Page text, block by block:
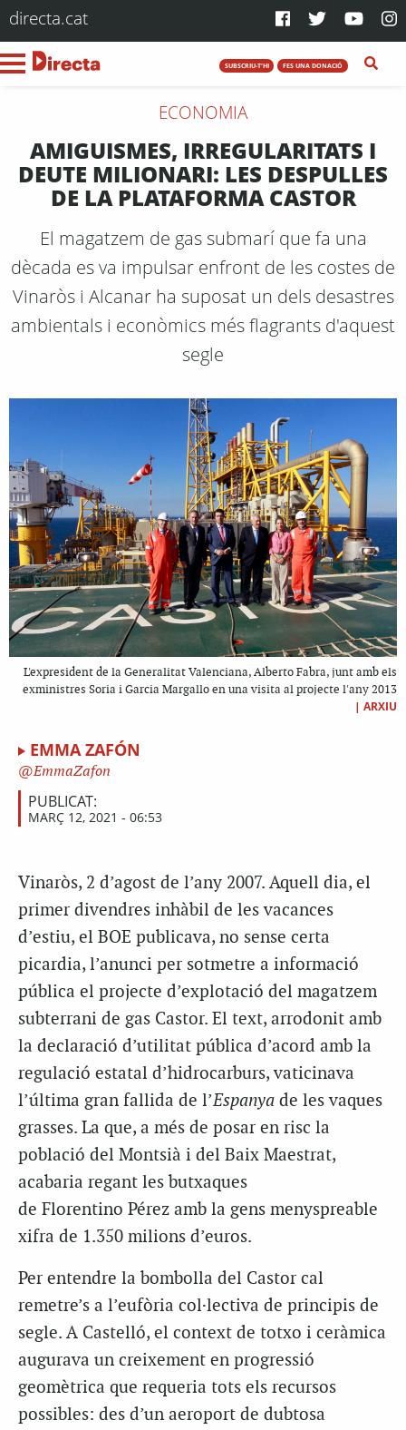
directa.cat
SUBSCRIU-T'HI FES UNA DONACIÓ
ECONOMIA
AMIGUISMES, IRREGULARITATS I
DEUTE MILIONARI: LES DESPULLES
DE LA PLATAFORMA CASTOR
El magatzem de gas submarí que fa una
dècada es va impulsar enfront de les costes de
Vinaròs i Alcanar ha suposat un dels desastres
ambientals i econòmics més flagrants d'aquest
segle
L'expresident de la Generalitat Valenciana, Alberto Fabra, junt amb els
exministres Soria i Garcia Margallo en una visita al projecte l'any 2013
| ARXIU
EMMA ZAFÓN
EmmaZafon
PUBLICAT:
MARÇ 12, 2021 - 06:53
Vinaròs, 2 d’agost de l’any 2007. Aquell dia, el
primer divendres inhàbil de les vacances
d’estiu, el BOE publicava, no sense certa
picardia, l’anunci per sotmetre a informació
pública el projecte d’explotació del magatzem
subterrani de gas Castor. El text, arrodonit amb
la declaració d’utilitat pública d’acord amb la
regulació estatal d’hidrocarburs, vaticinava
l’última gran fallida de l’Espanya de les vaques
grasses. La que, a més de posar en risc la
població del Montsià i del Baix Maestrat,
acabaria regant les butxaques
de Florentino Pérez amb la gens menyspreable
xifra de 1.350 milions d’euros.
Per entendre la bombolla del Castor cal
remetre’s a l’eufòria col·lectiva de principis de
segle. A Castelló, el context de totxo i ceràmica
augurava un creixement en progressió
geomètrica que requeria tots els recursos
possibles: des d’un aeroport de dubtosa